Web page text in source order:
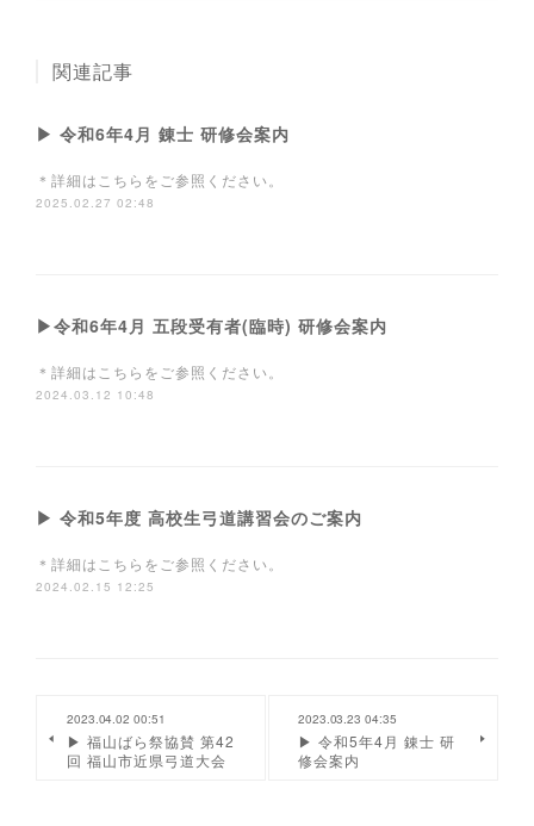
関連記事
▶ 令和6年4月 錬士 研修会案内
＊詳細はこちらをご参照ください。
2025.02.27 02:48
▶令和6年4月 五段受有者(臨時) 研修会案内
＊詳細はこちらをご参照ください。
2024.03.12 10:48
▶ 令和5年度 高校生弓道講習会のご案内
＊詳細はこちらをご参照ください。
2024.02.15 12:25
2023.04.02 00:51
▶ 福山ばら祭協賛 第42
回 福山市近県弓道大会
2023.03.23 04:35
▶ 令和5年4月 錬士 研
修会案内